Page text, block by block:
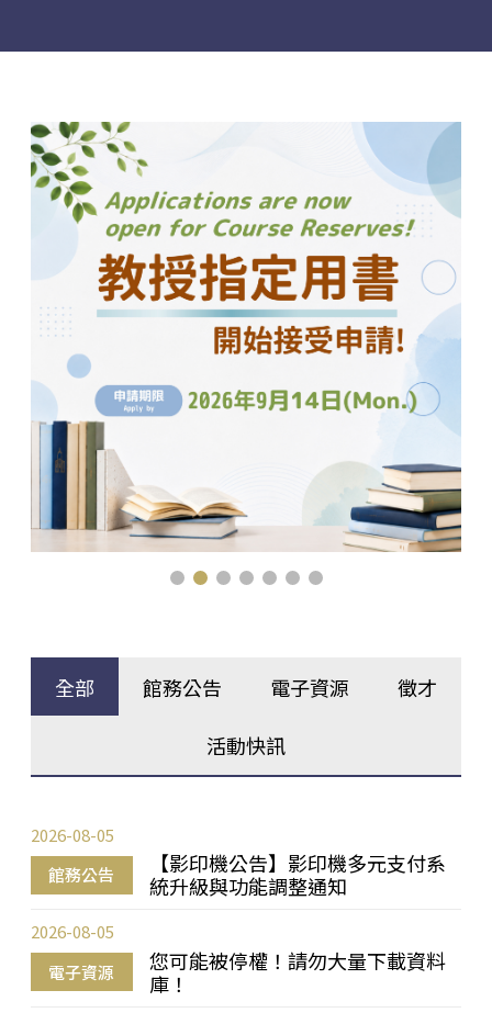
全部 館務公告 電子資源 徵才
活動快訊
館務公告
【影印機公告】影印機多元支付系
統升級與功能調整通知
2026-08-05
電子資源
您可能被停權！請勿大量下載資料
庫！
2026-08-05